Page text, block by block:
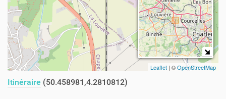
Leaflet | ©OpenStreetMap
Itinéraire (50.458981,4.2810812)